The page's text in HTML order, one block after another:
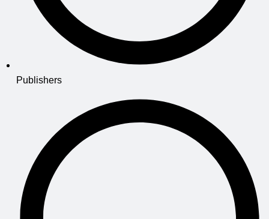
Publishers